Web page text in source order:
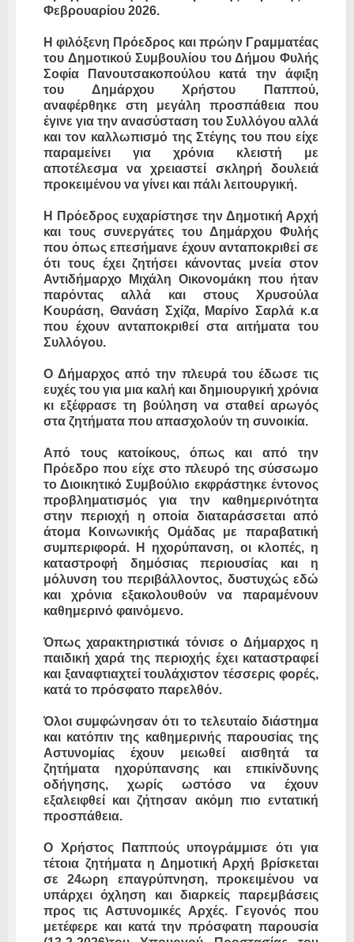
Φεβρουαρίου 2026.
Η φιλόξενη Πρόεδρος και πρώην Γραμματέας
του Δημοτικού Συμβουλίου του Δήμου Φυλής
Σοφία Πανουτσακοπούλου κατά την άφιξη
του Δημάρχου Χρήστου Παππού,
αναφέρθηκε στη μεγάλη προσπάθεια που
έγινε για την ανασύσταση του Συλλόγου αλλά
και τον καλλωπισμό της Στέγης του που είχε
παραμείνει για χρόνια κλειστή με
αποτέλεσμα να χρειαστεί σκληρή δουλειά
προκειμένου να γίνει και πάλι λειτουργική.
Η Πρόεδρος ευχαρίστησε την Δημοτική Αρχή
και τους συνεργάτες του Δημάρχου Φυλής
που όπως επεσήμανε έχουν ανταποκριθεί σε
ότι τους έχει ζητήσει κάνοντας μνεία στον
Αντιδήμαρχο Μιχάλη Οικονομάκη που ήταν
παρόντας αλλά και στους Χρυσούλα
Κουράση, Θανάση Σχίζα, Μαρίνο Σαρλά κ.α
που έχουν ανταποκριθεί στα αιτήματα του
Συλλόγου.
Ο Δήμαρχος από την πλευρά του έδωσε τις
ευχές του για μια καλή και δημιουργική χρόνια
κι εξέφρασε τη βούληση να σταθεί αρωγός
στα ζητήματα που απασχολούν τη συνοικία.
Από τους κατοίκους, όπως και από την
Πρόεδρο που είχε στο πλευρό της σύσσωμο
το Διοικητικό Συμβούλιο εκφράστηκε έντονος
προβληματισμός για την καθημερινότητα
στην περιοχή η οποία διαταράσσεται από
άτομα Κοινωνικής Ομάδας με παραβατική
συμπεριφορά. Η ηχορύπανση, οι κλοπές, η
καταστροφή δημόσιας περιουσίας και η
μόλυνση του περιβάλλοντος, δυστυχώς εδώ
και χρόνια εξακολουθούν να παραμένουν
καθημερινό φαινόμενο.
Όπως χαρακτηριστικά τόνισε ο Δήμαρχος η
παιδική χαρά της περιοχής έχει καταστραφεί
και ξαναφτιαχτεί τουλάχιστον τέσσερις φορές,
κατά το πρόσφατο παρελθόν.
Όλοι συμφώνησαν ότι το τελευταίο διάστημα
και κατόπιν της καθημερινής παρουσίας της
Αστυνομίας έχουν μειωθεί αισθητά τα
ζητήματα ηχορύπανσης και επικίνδυνης
οδήγησης, χωρίς ωστόσο να έχουν
εξαλειφθεί και ζήτησαν ακόμη πιο εντατική
προσπάθεια.
Ο Χρήστος Παππούς υπογράμμισε ότι για
τέτοια ζητήματα η Δημοτική Αρχή βρίσκεται
σε 24ωρη επαγρύπνηση, προκειμένου να
υπάρχει όχληση και διαρκείς παρεμβάσεις
προς τις Αστυνομικές Αρχές. Γεγονός που
μετέφερε και κατά την πρόσφατη παρουσία